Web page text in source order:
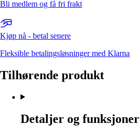
Bli medlem og få fri frakt
Kjøp nå - betal senere
Fleksible betalingsløsninger med Klarna
Tilhørende produkt
Detaljer og funksjoner